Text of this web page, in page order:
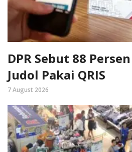
DPR Sebut 88
Judol Pakai QRIS
7 August 2026